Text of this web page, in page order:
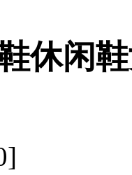
休闲